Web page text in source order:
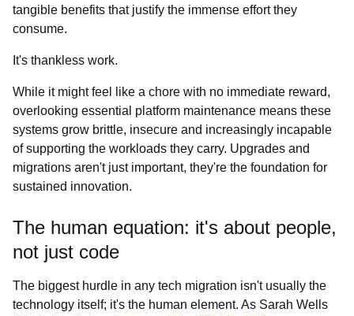
tangible benefits that justify the immense effort they
consume.
It's thankless work.
While it might feel like a chore with no immediate reward,
overlooking essential platform maintenance means these
systems grow brittle, insecure and increasingly incapable
of supporting the workloads they carry. Upgrades and
migrations aren't just important, they're the foundation for
sustained innovation.
The human equation: it's about people,
not just code
The biggest hurdle in any tech migration isn't usually the
technology itself; it's the human element. As Sarah Wells